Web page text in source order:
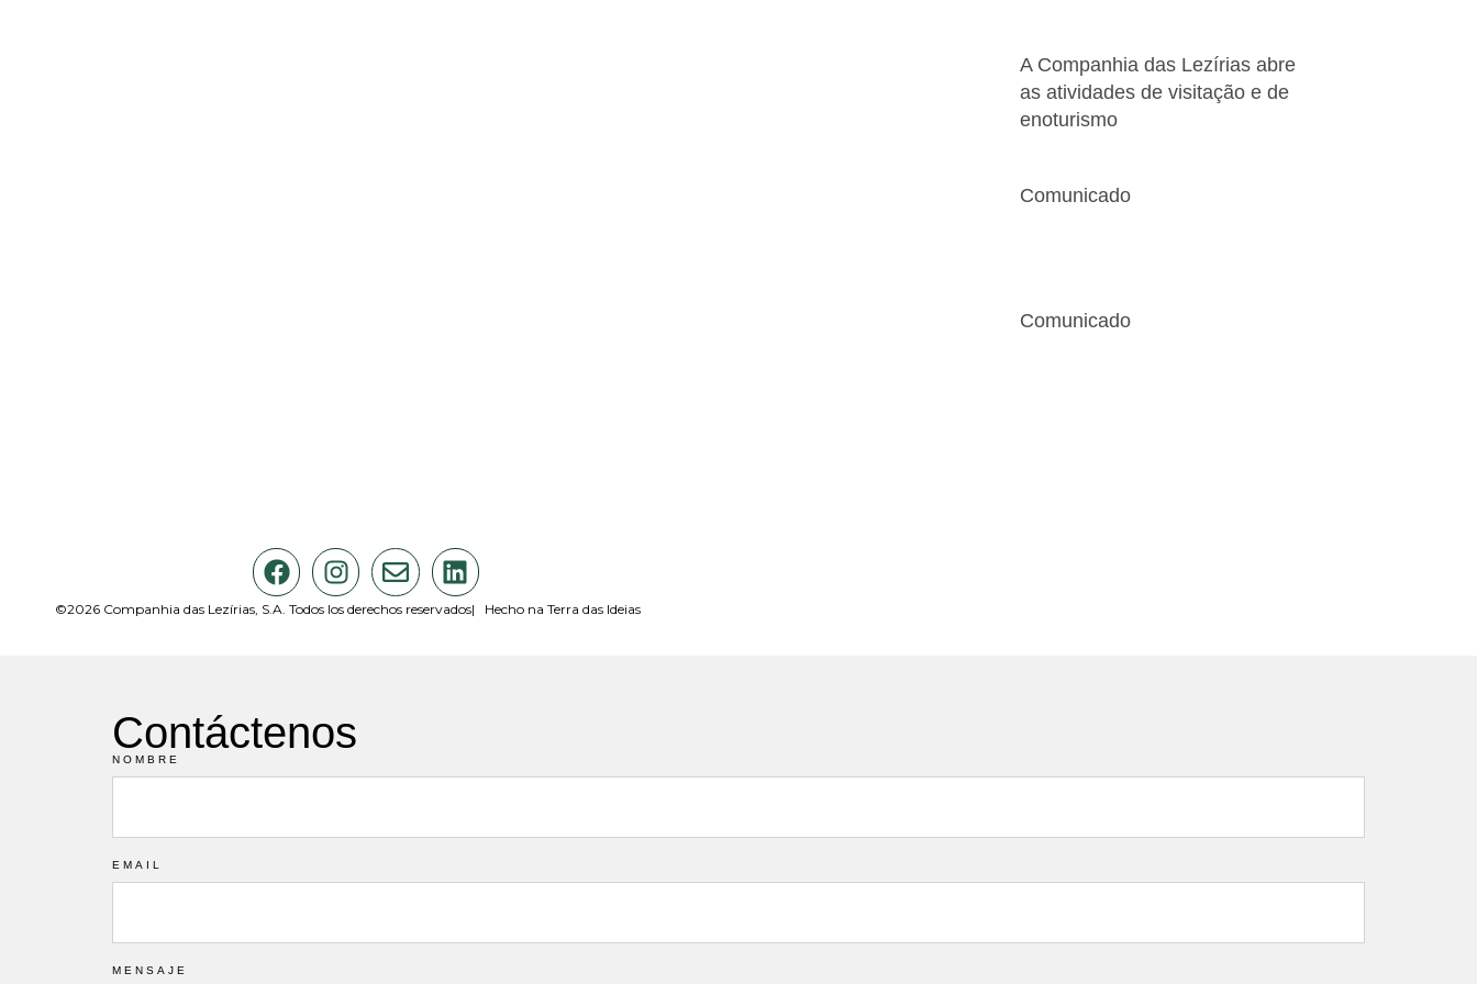
A Companhia das Lezírias abre
as atividades de visitação e de
enoturismo
Comunicado
Comunicado
©2026 Companhia das Lezírias, S.A. Todos los derechos reservados| Hecho na Terra das Ideias
Contáctenos
NOMBRE
EMAIL
MENSAJE